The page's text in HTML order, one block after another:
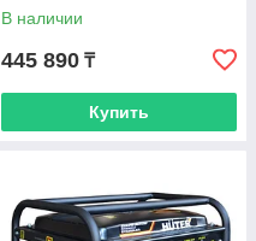
В наличии
445 890 ₸
Купить